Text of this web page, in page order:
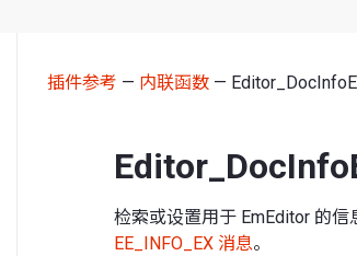
插件参考 — 内联函数—
检索或设置用于 EmEditor 的
EE_INFO_EX 消息。